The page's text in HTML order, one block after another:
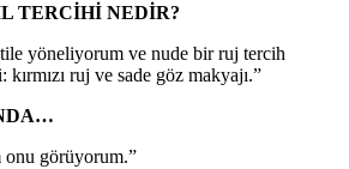
TERCİHİ NEDİR?
yöneliyorum ve nude bir ruj tercih
ruj ve sade göz makyajı.”
onu görüyorum.”